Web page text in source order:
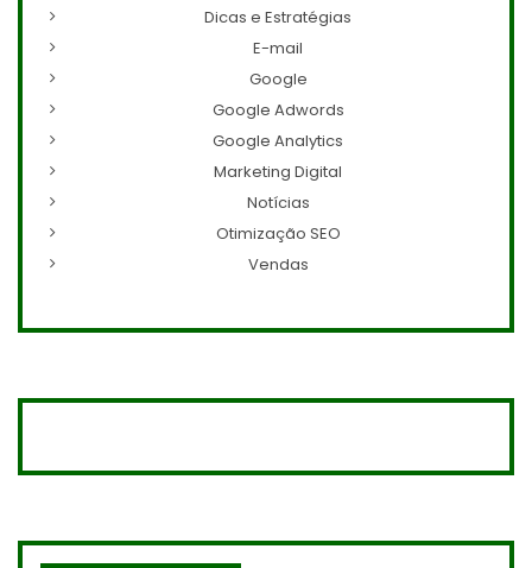
Dicas e Estratégias
E-mail
Google
Google Adwords
Google Analytics
Marketing Digital
Notícias
Otimização SEO
Vendas